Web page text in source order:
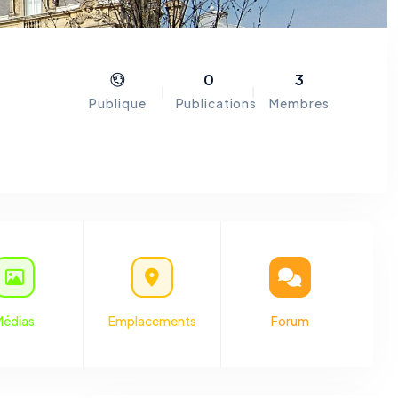
Publique
0
Publications
3
Membres
Emplacements Forum